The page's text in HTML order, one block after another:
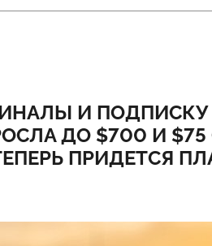
И ПОДПИСКУ
ДО $700 И $75
ПРИДЕТСЯ